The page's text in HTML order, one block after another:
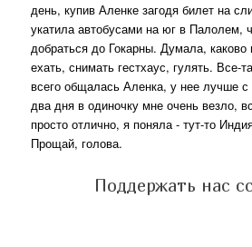
день, купив Аленке загодя билет на
укатила автобусами на юг в Палолем,
добраться до Гокарны. Думала,
ехать, снимать гестхаус, гулять.
всего общалась Аленка, у нее лучше
два дня в одиночку мне очень везло,
просто отлично, я поняла - тут-то
Прощай, голова.
Поддержать нас